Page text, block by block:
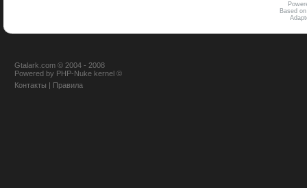
Based
Gtalark.com © 2004 - 2008
Powered by PHP-Nuke kernel ©
Контакты | Правила